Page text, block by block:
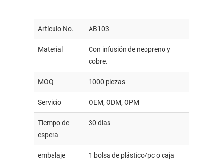
Artículo No. AB103
Material
Con infusión de neopreno y
cobre.
MOQ 1000 piezas
Servicio OEM, ODM, OPM
Tiempo de
espera
30 dias
embalaje
1 bolsa de plástico/pc o caja